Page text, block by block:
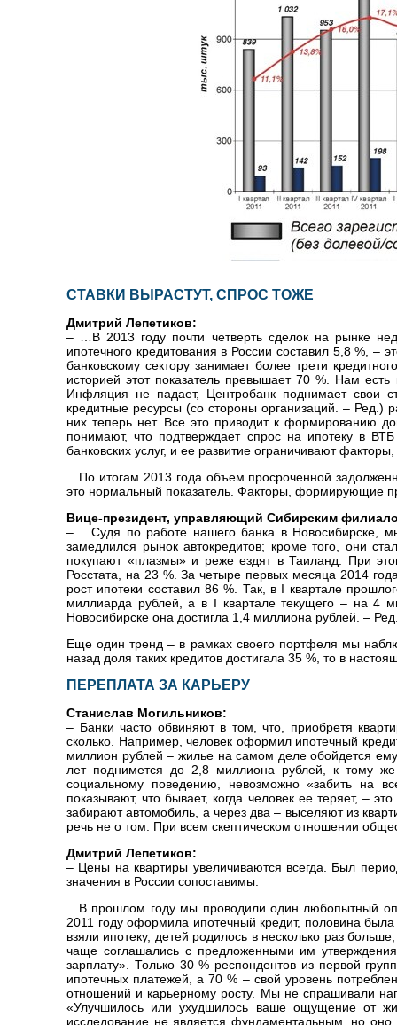
СТАВКИ ВЫРАСТУТ, СПРОС ТОЖЕ
Дмитрий Лепетиков:
– …В 2013 году почти четверть сделок на рынке
ипотечного кредитования в России составил 5,8 %, –
банковскому сектору занимает более трети
историей этот показатель превышает 70 %. Нам
Инфляция не падает, Центробанк поднимает свои
кредитные ресурсы (со стороны организаций. – Ред.)
них теперь нет. Все это приводит к формированию
понимают, что подтверждает спрос на ипотеку в
банковских услуг, и ее развитие ограничивают
…По итогам 2013 года объем просроченной
это нормальный показатель. Факторы, формирующие
Вице-президент, управляющий Сибирским
– …Судя по работе нашего банка в Новосибирске,
замедлился рынок автокредитов; кроме того, они
покупают «плазмы» и реже ездят в Таиланд. При
Росстата, на 23 %. За четыре первых месяца 2014
рост ипотеки составил 86 %. Так, в I квартале
миллиарда рублей, а в I квартале текущего – на 4
Новосибирске она достигла 1,4 миллиона рублей. –
Еще один тренд – в рамках своего портфеля мы
назад доля таких кредитов достигала 35 %, то в
ПЕРЕПЛАТА ЗА КАРЬЕРУ
Станислав Могильников:
– Банки часто обвиняют в том, что, приобретя
сколько. Например, человек оформил ипотечный
миллион рублей – жилье на самом деле обойдется
лет поднимется до 2,8 миллиона рублей, к тому
социальному поведению, невозможно «забить на
показывают, что бывает, когда человек ее теряет, –
забирают автомобиль, а через два – выселяют из
речь не о том. При всем скептическом отношении
Дмитрий Лепетиков:
– Цены на квартиры увеличиваются всегда. Был
значения в России сопоставимы.
…В прошлом году мы проводили один любопытный
2011 году оформила ипотечный кредит, половина
взяли ипотеку, детей родилось в несколько раз
чаще соглашались с предложенными им
зарплату». Только 30 % респондентов из первой
ипотечных платежей, а 70 % – свой уровень
отношений и карьерному росту. Мы не спрашивали
«Улучшилось или ухудшилось ваше ощущение от
исследование не является фундаментальным, но